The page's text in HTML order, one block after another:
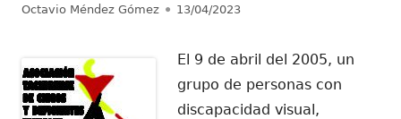
Autor
Octavio Méndez Gómez Publicado
13/04/2023
El 9 de abril del 2005, un
grupo de personas con
discapacidad visual,